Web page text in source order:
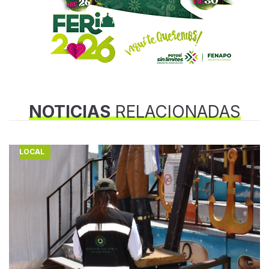
NOTICIASRELACIONADAS
LOCAL